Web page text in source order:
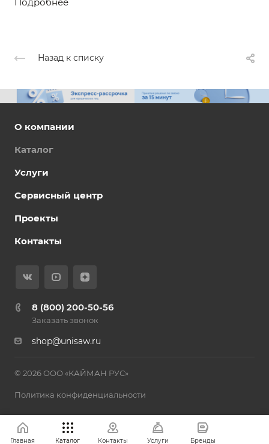
Назад к списку
О компании
Каталог
Услуги
Сервисный центр
Проекты
Контакты
8 (800) 200-50-56
Заказать звонок
shop@unisaw.ru
© 2026 ООО «КАЙМАН РУС»
Политика конфиденциальности
Главная Каталог Контакты Услуги Бренды